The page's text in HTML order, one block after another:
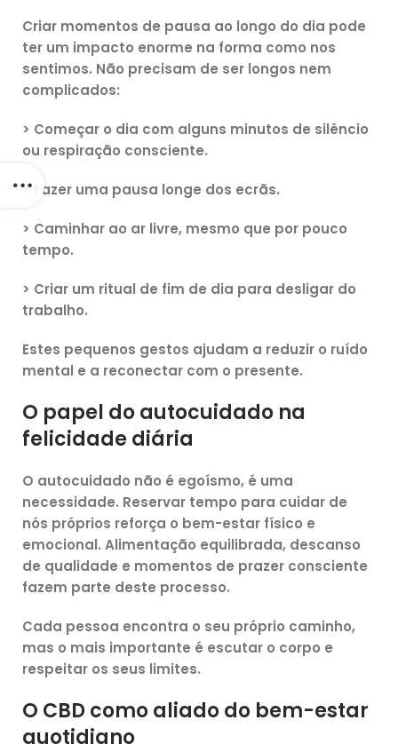
Criar momentos de pausa ao longo do dia pode
ter um impacto enorme na forma como nos
sentimos. Não precisam de ser longos nem
complicados:
> Começar o dia com alguns minutos de silêncio
ou respiração consciente.
> Fazer uma pausa longe dos ecrãs.
> Caminhar ao ar livre, mesmo que por pouco
tempo.
> Criar um ritual de fim de dia para desligar do
trabalho.
Estes pequenos gestos ajudam a reduzir o ruído
mental e a reconectar com o presente.
O papel do autocuidado na
felicidade diária
O autocuidado não é egoísmo, é uma
necessidade. Reservar tempo para cuidar de
nós próprios reforça o bem-estar físico e
emocional. Alimentação equilibrada, descanso
de qualidade e momentos de prazer consciente
fazem parte deste processo.
Cada pessoa encontra o seu próprio caminho,
mas o mais importante é escutar o corpo e
respeitar os seus limites.
O CBD como aliado do bem-estar
quotidiano